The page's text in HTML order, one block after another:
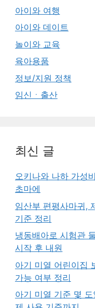
아이와 여행
아이와 데이트
놀이와 교육
육아용품
정보/지원 정책
임신ㆍ출산
최신 글
오키나와 나하 가성
초마에
임산부 편평사마귀,
기준 정리
냉동배아로 시험관
시작 후 내원
아기 미열 어린이집
가능 여부 정리
아기 미열 기준 몇